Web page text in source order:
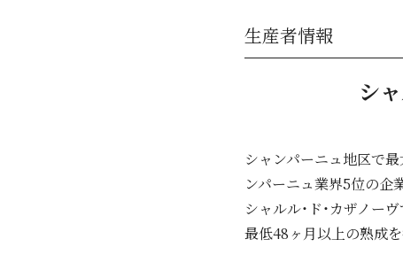
生産者情報
シ
シャンパーニュ地区で
ンパーニュ業界5位の企
シャルル・ド・カザノー
最低48ヶ月以上の熟成